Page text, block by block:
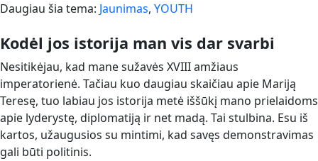
Daugiau šia tema: Jaunimas, YOUTH
Kodėl jos istorija man vis dar svarbi
Nesitikėjau, kad mane sužavės XVIII amžiaus
imperatorienė. Tačiau kuo daugiau skaičiau apie Mariją
Teresę, tuo labiau jos istorija metė iššūkį mano prielaidoms
apie lyderystę, diplomatiją ir net madą. Tai stulbina. Esu iš
kartos, užaugusios su mintimi, kad savęs demonstravimas
gali būti politinis.